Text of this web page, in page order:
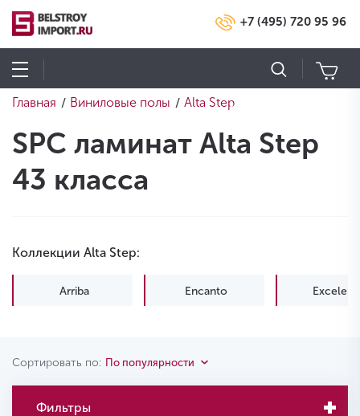
+7 (495) 720 95 96
Главная / Виниловые полы / Alta Step
SPC ламинат Alta Step
43 класса
Коллекции Alta Step:
Arriba Encanto
Сортировать по: По популярности
Фильтры